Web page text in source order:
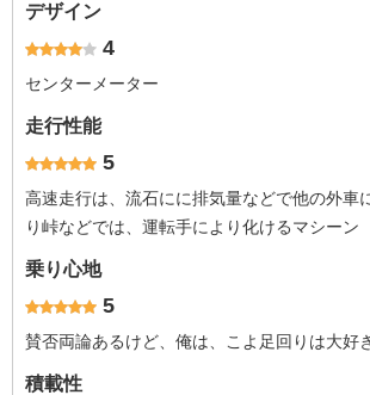
デザイン
4
センターメーター
走行性能
5
高速走行は、流石にに排気量などで他の外車
り峠などでは、運転手により化けるマシーン
乗り心地
5
賛否両論あるけど、俺は、こよ足回りは大好
積載性